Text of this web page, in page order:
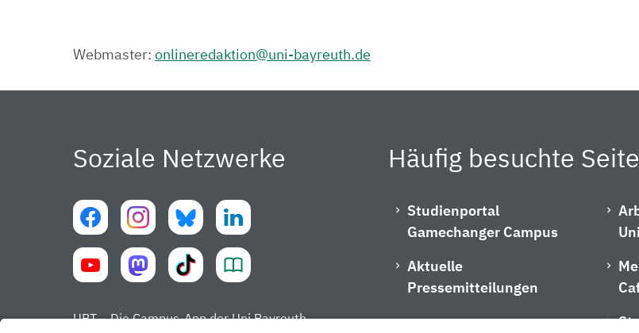
Webmaster: onlineredaktion@uni-bayreuth.de
Soziale Netzwerke
UBT – Die Campus-App der Uni Bayreuth
Häufig besuchte
Studienportal
Gamechanger Campus
Aktuelle
Pressemitteilungen